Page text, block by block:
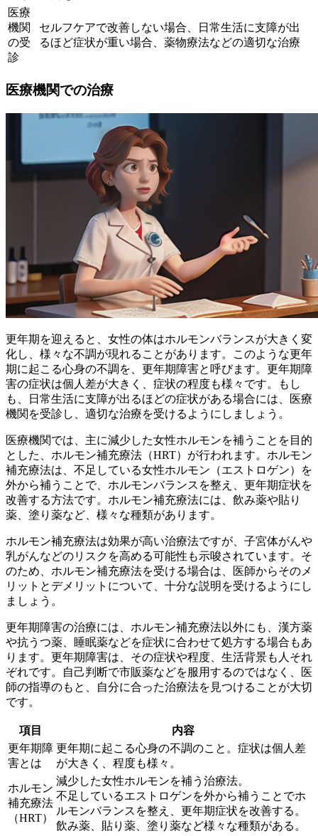
医療
機関
の受
診
セルフケアで改善しない場合、日常生活に支障が出
るほど症状が重い場合、薬物療法などの適切な治療
医療機関での治療
更年期を迎えると、女性の体はホルモンバランスが大きく変
化し、様々な不調が現れることがあります。このような更年
期に起こる心身の不調を、更年期障害と呼びます。更年期障
害の症状は個人差が大きく、症状の程度も様々です。もし
も、日常生活に支障が出るほどの症状がある場合には、医療
機関を受診し、適切な治療を受けるようにしましょう。
医療機関では、 主に減少した女性ホルモンを補うことを目的
とした、ホルモン補充療法（HRT） が行われます。ホルモン
補充療法は、不足している女性ホルモン（エストロゲン）を
外から補うことで、ホルモンバランスを整え、更年期症状を
改善する方法です。ホルモン補充療法には、飲み薬や貼り
薬、塗り薬など、様々な種類があります。
ホルモン補充療法は効果が高い治療法ですが、子宮体がんや
乳がんなどのリスクを高める可能性 も示唆されています。そ
のため、ホルモン補充療法を受ける場合は、医師からそのメ
リットとデメリットについて、十分な説明を受けるようにし
ましょう。
更年期障害の治療には、ホルモン補充療法以外にも、漢方薬
や抗うつ薬、睡眠薬などを症状に合わせて処方する場合もあ
ります。更年期障害は、その症状や程度、生活背景も人それ
ぞれです。自己判断で市販薬などを服用するのではなく、医
師の指導のもと、自分に合った治療法を見つけることが大切
です。
項目
内容
更年期障
害とは
更年期に起こる心身の不調のこと。症状は個人差
が大きく、程度も様々。
ホルモン
補充療法
（HRT）
減少した女性ホルモンを補う治療法。
不足しているエストロゲンを外から補うことでホ
ルモンバランスを整え、更年期症状を改善する。
飲み薬、貼り薬、塗り薬など様々な種類がある。